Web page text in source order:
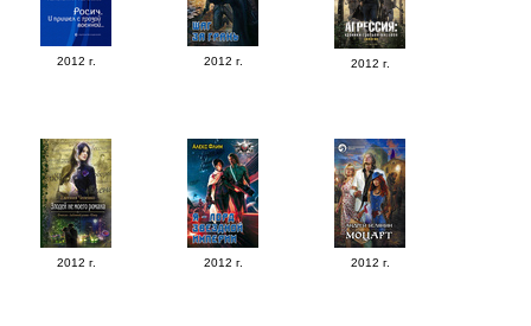
2012 г. 2012 г. 2012 г.
2012 г. 2012 г. 2012 г.